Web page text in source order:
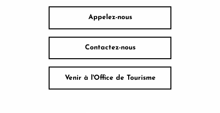
Appelez-nous
Contactez-nous
Venir à l'Office de Tourisme